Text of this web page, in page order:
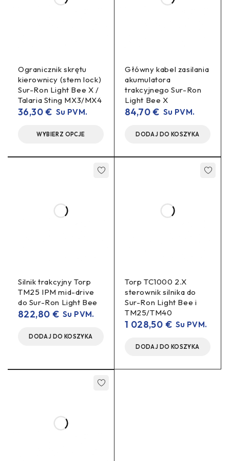
Zastosowanie dotyczy prac serwisowych przy tylnej części
układu jezdnego. Oś jest montowana w linii osiowej przez
wahacz (swingarm) i piastę (wheel hub), co odpowiada
standardowemu rozwiązaniu Light Bee.
Zawartość opakowania
Oś tylnego koła Sur-Ron Light Bee (OEM / stock) – 1
Dane techniczne
Typ
Oś tylnego koła (rear wheel
Ogranicznik skrętu
kierownicy (stem lock)
Sur-Ron Light Bee X /
Talaria Sting MX3/MX4
36,30€ Su PVM.
WYBIERZ OPCJE
Główny kabel zasilania
akumulatora
trakcyjnego Sur-Ron
Light Bee X
84,70€ Su PVM.
DODAJ DO KOSZYKA
Silnik trakcyjny Torp
TM25 IPM mid-drive
do Sur-Ron Light Bee
822,80 € Su PVM.
DODAJ DO KOSZYKA
Torp TC1000 2.X
sterownik silnika do
Sur-Ron Light Bee i
TM25/TM40
1 028,50 € Su PVM.
DODAJ DO KOSZYKA